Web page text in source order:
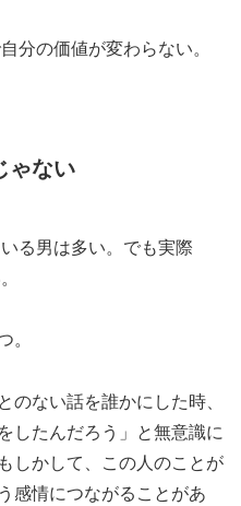
分の価値が変わらない。
ゃない
る男は多い。でも実際
ない話を誰かにした時、
したんだろう」と無意識に
しかして、この人のことが
感情につながることがあ